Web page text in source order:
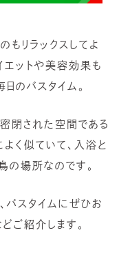
もリラックスしてよ
エットや美容効果も
のバスタイム。
閉された空間である
く似ていて、入浴と
の場所なのです。
バスタイムにぜひお
ご紹介します。